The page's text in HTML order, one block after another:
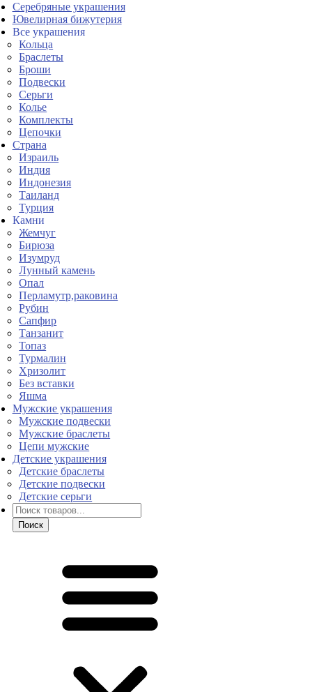
Серебряные украшения
Ювелирная бижутерия
Все украшения
Кольца
Браслеты
Броши
Подвески
Серьги
Колье
Комплекты
Цепочки
Страна
Израиль
Индия
Индонезия
Таиланд
Турция
Камни
Жемчуг
Бирюза
Изумруд
Лунный камень
Опал
Перламутр,раковина
Рубин
Сапфир
Танзанит
Топаз
Турмалин
Хризолит
Без вставки
Яшма
Мужские украшения
Мужские подвески
Мужские браслеты
Цепи мужские
Детские украшения
Детские браслеты
Детские подвески
Детские серьги
Поиск
товаров
Поиск